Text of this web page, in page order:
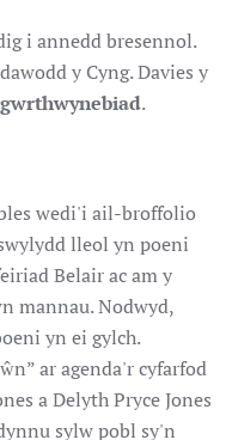
i annedd bresennol.
y Cyng. Davies y
.
wedi'i ail-broffolio
lleol yn poeni
Belair ac am y
mannau. Nodwyd,
yn ei gylch.
ar agenda'r cyfarfod
a Delyth Pryce Jones
sylw pobl sy'n